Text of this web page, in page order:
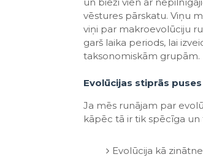
vēstures pārskatu. Viņu
viņi par makroevolūciju
garš laika periods, lai
taksonomiskām grupām.
Evolūcijas stiprās puses
Ja mēs runājam par
kāpēc tā ir tik spēcīga un
Evolūcija kā